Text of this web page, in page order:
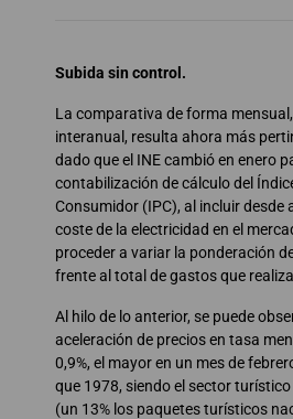
Subida sin control.
La comparativa de forma
interanual, resulta ahora más
dado que el INE cambió en enero
contabilización de cálculo del
Consumidor (IPC), al incluir desde
coste de la electricidad en el
proceder a variar la ponderación
frente al total de gastos que
Al hilo de lo anterior, se puede
aceleración de precios en tasa
0,9%, el mayor en un mes de
que 1978, siendo el sector
(un 13% los paquetes turísticos